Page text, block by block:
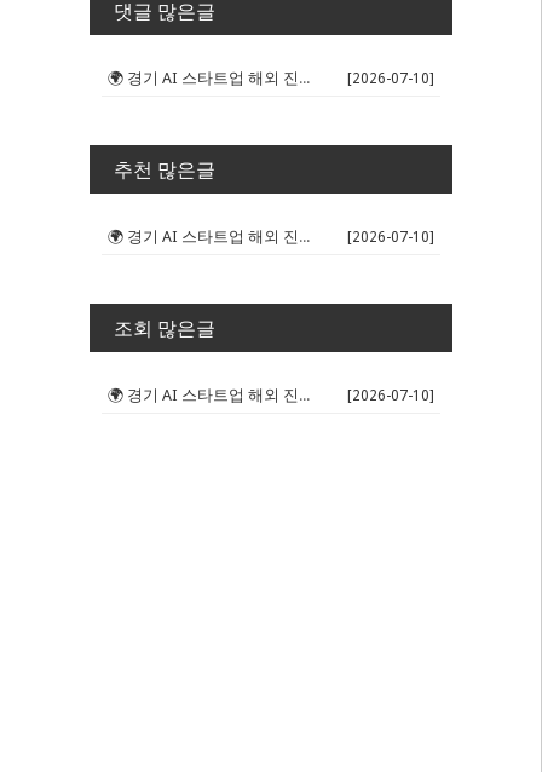
댓글 많은글
🌍 경기 AI 스타트업 해외 진출 판... [2026-07-10]
추천 많은글
🌍 경기 AI 스타트업 해외 진출 판... [2026-07-10]
조회 많은글
🌍 경기 AI 스타트업 해외 진출 판... [2026-07-10]